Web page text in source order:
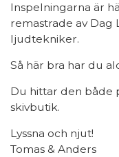
Inspelningarna är
remastrade av Dag
ljudtekniker.
Så här bra har du
Du hittar den både
skivbutik.
Lyssna och njut!
Tomas & Anders